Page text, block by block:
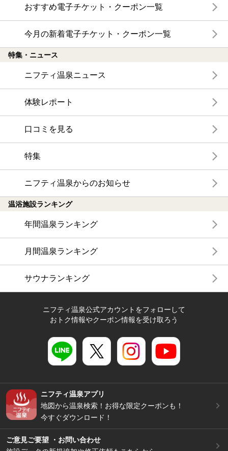
おすすめ電子チケット・クーポン一覧
今月の新着電子チケット・クーポン一覧
特集・ニュース
ニフティ温泉ニュース
体験レポート
口コミを見る
特集
ニフティ温泉からのお知らせ
温浴施設ランキング
年間温泉ランキング
月間温泉ランキング
サウナランキング
ニフティ温泉公式アカウントをフォローして
おトク情報やクーポン情報を受け取ろう
ニフティ温泉アプリ
地図から温泉検索！お得な限定クーポンも！
今すぐダウンロード！
ご意見ご要望 ・お問い合わせ